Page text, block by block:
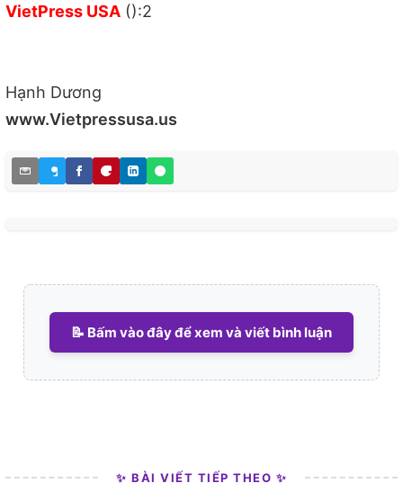
VietPress USA ():2
Hạnh Dương
www.Vietpressusa.us
📝 Bấm vào đây để xem và viết bình luận
✨ BÀI VIẾT TIẾP THEO ✨